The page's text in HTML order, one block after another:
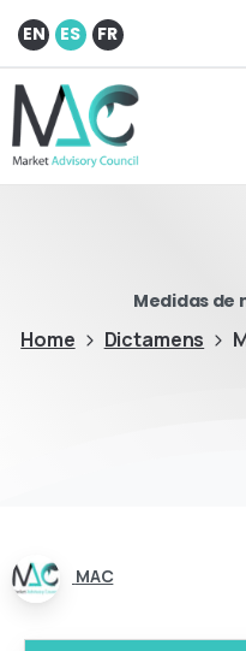
EN ES FR
Medidas de
Home Dictamens
MAC